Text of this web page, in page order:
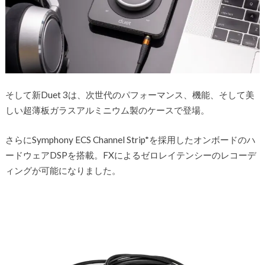
そして新Duet 3は、次世代のパフォーマンス、機能、そして美
しい超薄板ガラスアルミニウム製のケースで登場。
さらにSymphony ECS Channel Strip*を採用したオンボードのハ
ードウェアDSPを搭載。FXによるゼロレイテンシーのレコーデ
ィングが可能になりました。